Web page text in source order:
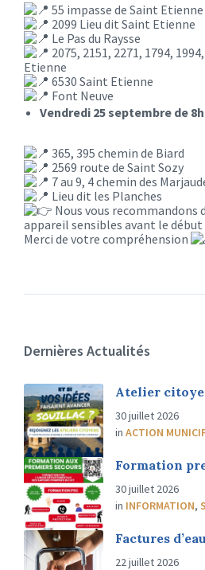
55 impasse de Saint Etienne
2099 Lieu dit Saint Etienne
Le Pas du Raysse
2075, 2151, 2271, 1794,
Etienne
6530 Saint Etienne
Font Neuve
Vendredi 25 septembre de 8h
365, 395 chemin de Biard
2569 route de Saint Sozy
7 au 9, 4 chemin des
Lieu dit les Planches
Nous vous recommandons
appareil sensibles avant le début
Merci de votre compréhension
Dernières Actualités
Atelier
30 juillet 2026
in ACTION
Formation
30 juillet 2026
in INFORMATION,
Factures
22 juillet 2026